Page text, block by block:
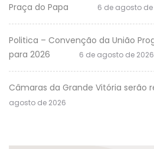
Praça do Papa
6 de agosto de
Politica – Convenção da União
para 2026
6 de agosto de 2026
Câmaras da Grande Vitória serão
agosto de 2026